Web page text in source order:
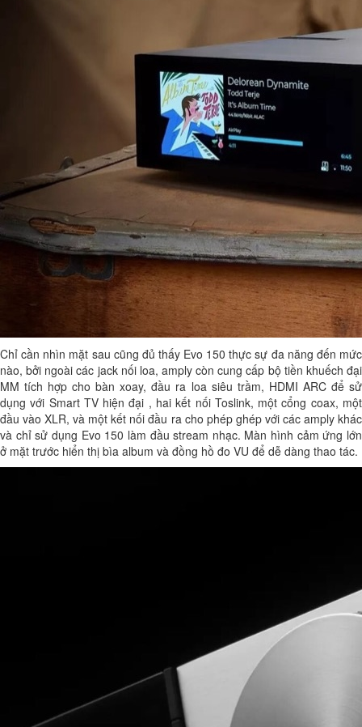
Chỉ cần nhìn mặt sau cũng đủ thấy Evo 150 thực sự đa năng đến mức
nào, bởi ngoài các jack nối loa, amply còn cung cấp bộ tiền khuếch đại
MM tích hợp cho bàn xoay, đầu ra loa siêu trầm, HDMI ARC để sử
dụng với Smart TV hiện đại , hai kết nối Toslink, một cổng coax, một
đầu vào XLR, và một kết nối đầu ra cho phép ghép với các amply khác
và chỉ sử dụng Evo 150 làm đầu stream nhạc. Màn hình cảm ứng lớn
ở mặt trước hiển thị bìa album và đồng hồ đo VU để dễ dàng thao tác.